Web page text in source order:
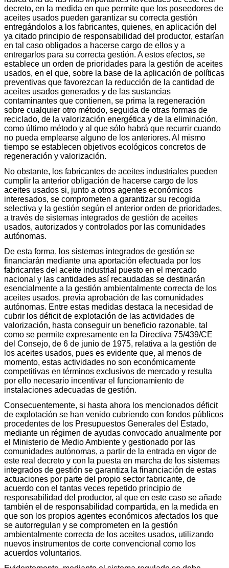
decreto, en la medida en que permite que los poseedores de
aceites usados pueden garantizar su correcta gestión
entregándolos a los fabricantes, quienes, en aplicación del
ya citado principio de responsabilidad del productor, estarían
en tal caso obligados a hacerse cargo de ellos y a
entregarlos para su correcta gestión. A estos efectos, se
establece un orden de prioridades para la gestión de aceites
usados, en el que, sobre la base de la aplicación de políticas
preventivas que favorezcan la reducción de la cantidad de
aceites usados generados y de las sustancias
contaminantes que contienen, se prima la regeneración
sobre cualquier otro método, seguida de otras formas de
reciclado, de la valorización energética y de la eliminación,
como último método y al que sólo habrá que recurrir cuando
no pueda emplearse alguno de los anteriores. Al mismo
tiempo se establecen objetivos ecológicos concretos de
regeneración y valorización.
No obstante, los fabricantes de aceites industriales pueden
cumplir la anterior obligación de hacerse cargo de los
aceites usados si, junto a otros agentes económicos
interesados, se comprometen a garantizar su recogida
selectiva y la gestión según el anterior orden de prioridades,
a través de sistemas integrados de gestión de aceites
usados, autorizados y controlados por las comunidades
autónomas.
De esta forma, los sistemas integrados de gestión se
financiarán mediante una aportación efectuada por los
fabricantes del aceite industrial puesto en el mercado
nacional y las cantidades así recaudadas se destinarán
esencialmente a la gestión ambientalmente correcta de los
aceites usados, previa aprobación de las comunidades
autónomas. Entre estas medidas destaca la necesidad de
cubrir los déficit de explotación de las actividades de
valorización, hasta conseguir un beneficio razonable, tal
como se permite expresamente en la Directiva 75/439/CE
del Consejo, de 6 de junio de 1975, relativa a la gestión de
los aceites usados, pues es evidente que, al menos de
momento, estas actividades no son económicamente
competitivas en términos exclusivos de mercado y resulta
por ello necesario incentivar el funcionamiento de
instalaciones adecuadas de gestión.
Consecuentemente, si hasta ahora los mencionados déficit
de explotación se han venido cubriendo con fondos públicos
procedentes de los Presupuestos Generales del Estado,
mediante un régimen de ayudas convocado anualmente por
el Ministerio de Medio Ambiente y gestionado por las
comunidades autónomas, a partir de la entrada en vigor de
este real decreto y con la puesta en marcha de los sistemas
integrados de gestión se garantiza la financiación de estas
actuaciones por parte del propio sector fabricante, de
acuerdo con el tantas veces repetido principio de
responsabilidad del productor, al que en este caso se añade
también el de responsabilidad compartida, en la medida en
que son los propios agentes económicos afectados los que
se autorregulan y se comprometen en la gestión
ambientalmente correcta de los aceites usados, utilizando
nuevos instrumentos de corte convencional como los
acuerdos voluntarios.